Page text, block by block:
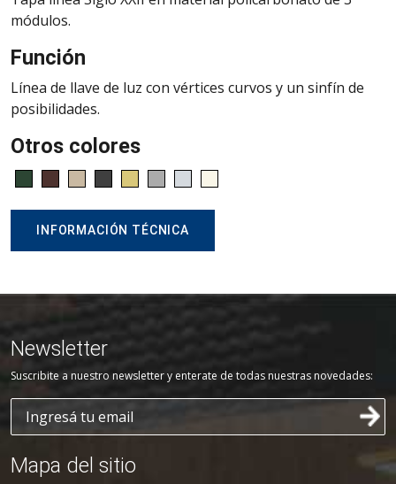
módulos.
Función
Línea de llave de luz con vértices curvos y un sinfín de
posibilidades.
Otros colores
INFORMACIÓN TÉCNICA
Newsletter
Suscribite a nuestro newsletter y enterate de todas nuestras novedades:
Mapa del sitio